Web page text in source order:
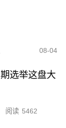
08-04
选举这盘大
阅读 5462